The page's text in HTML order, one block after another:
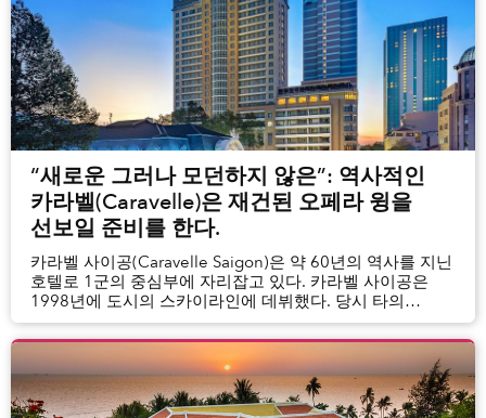
“새로운 그러나 모던하지 않은”: 역사적인
카라벨(Caravelle)은 재건된 오페라 윙을
선보일 준비를 한다.
카라벨 사이공(Caravelle Saigon)은 약 60년의 역사를 지닌
호텔로 1군의 중심부에 자리잡고 있다. 카라벨 사이공은
1998년에 도시의 스카이라인에 데뷔했다. 당시 타의
추종을 불허하는 24층 높이의 건물이었다.